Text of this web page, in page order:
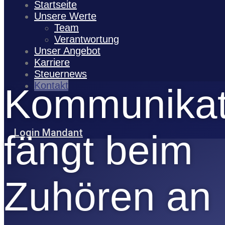
Startseite
Unsere Werte
Team
Verantwortung
Unser Angebot
Karriere
Steuernews
Kontakt
Login Mandant
fängt beim
Zuhören an